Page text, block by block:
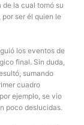
la cual tomó su
ser él quien le
los eventos de
final. Sin duda,
sumando
cuadro
ejemplo, se vio
poco deslucidas.